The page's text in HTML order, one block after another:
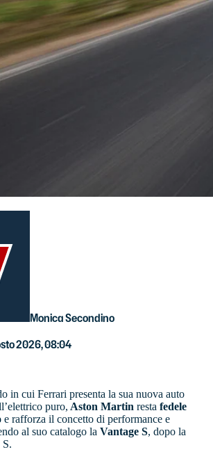
Monica Secondino
2026, 08:04
in cui Ferrari presenta la sua nuova auto
puro, Aston Martin resta fedele
e rafforza il concetto di performance e
al suo catalogo la Vantage S, dopo la